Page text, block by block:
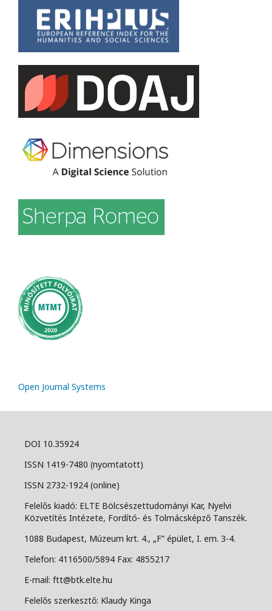
Open Journal Systems
DOI 10.35924
ISSN 1419-7480 (nyomtatott)
ISSN 2732-1924 (online)
Felelős kiadó: ELTE Bölcsészettudományi Kar, Nyelvi
Közvetítés Intézete, Fordító- és Tolmácsképző Tanszék.
1088 Budapest, Múzeum krt. 4., „F” épület, I. em. 3-4.
Telefon: 4116500/5894 Fax: 4855217
E-mail: ftt@btk.elte.hu
Felelős szerkesztő: Klaudy Kinga